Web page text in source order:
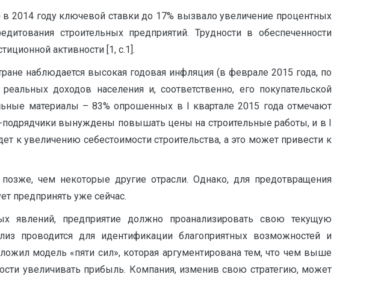
2014 году ключевой ставки до 17% вызвало увеличение процентных
строительных предприятий. Трудности в обеспеченности
активности [1, с.1].
наблюдается высокая годовая инфляция (в феврале 2015 года, по
доходов населения и, соответственно, его покупательской
материалы – 83% опрошенных в I квартале 2015 года отмечают
подрядчики вынуждены повышать цены на строительные работы, и в I
к увеличению себестоимости строительства, а это может привести к
чем некоторые другие отрасли. Однако, для предотвращения
предпринять уже сейчас.
явлений, предприятие должно проанализировать свою текущую
проводится для идентификации благоприятных возможностей и
модель «пяти сил», которая аргументирована тем, что чем выше
увеличивать прибыль. Компания, изменив свою стратегию, может